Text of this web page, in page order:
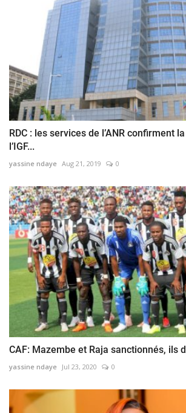
RDC : les services de l’ANR confirment
l’IGF...
yassine ndaye Aug 21, 2019 0
CAF: Mazembe et Raja sanctionnés, ils
yassine ndaye Jul 23, 2020 0